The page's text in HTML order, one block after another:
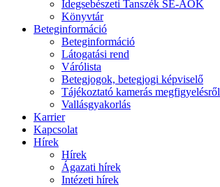
Idegsebészeti Tanszék SE-ÁOK
Könyvtár
Beteginformáció
Beteginformáció
Látogatási rend
Várólista
Betegjogok, betegjogi képviselő
Tájékoztató kamerás megfigyelésről
Vallásgyakorlás
Karrier
Kapcsolat
Hírek
Hírek
Ágazati hírek
Intézeti hírek